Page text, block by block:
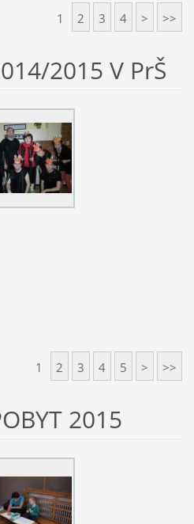
1 2 3 4 > >>
2015 V PrŠ
1 2 3 4 5 > >>
2015